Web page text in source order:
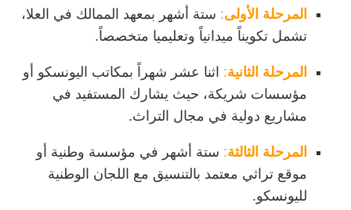
المرحلة الأولى: ستة أشهر بمعهد الممالك في العلا،
تشمل تكويناً ميدانياً وتعليميا متخصصاً.
المرحلة الثانية: اثنا عشر شهراً بمكاتب اليونسكو أو
مؤسسات شريكة، حيث يشارك المستفيد في
مشاريع دولية في مجال التراث.
المرحلة الثالثة: ستة أشهر في مؤسسة وطنية أو
موقع تراثي معتمد بالتنسيق مع اللجان الوطنية
لليونسكو.